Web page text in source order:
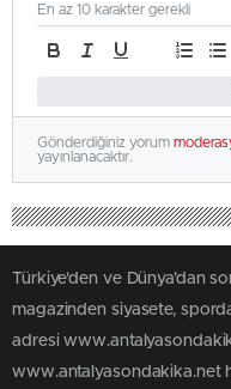
En az 10 karakter gerekli
Gönderdiğiniz yorum
yayınlanacaktır.
Türkiye'den ve Dünya’dan
magazinden siyasete,
adresi
www.antalyasondakika.net